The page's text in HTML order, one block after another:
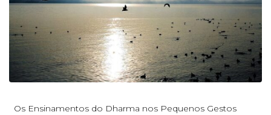
Os Ensinamentos do Dharma nos Pequenos Gestos